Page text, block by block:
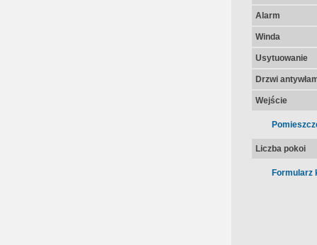
Alarm
Winda
Usytuowanie
Drzwi
Wejście
Liczba pokoi
Formularz